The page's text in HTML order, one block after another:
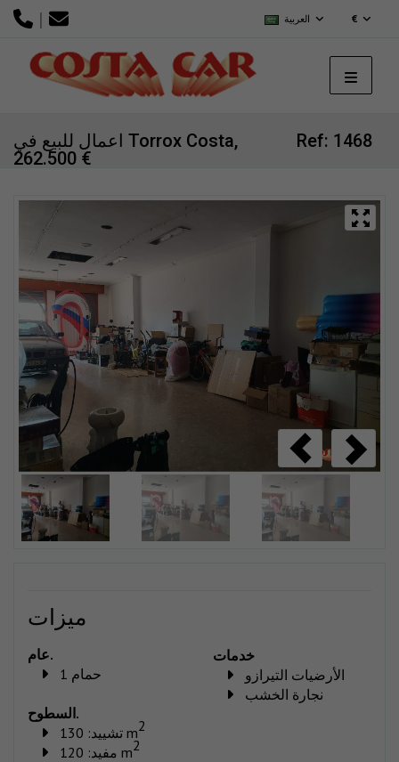
| العربية €
Ref: 1468
اعمال للبيع في Torrox Costa,
262.500 €
ميزات
عام.
حمام 1
السطوح.
تشييد: 130 m2
مفيد: 120 m2
خدمات
الأرضيات التيرازو
نجارة الخشب